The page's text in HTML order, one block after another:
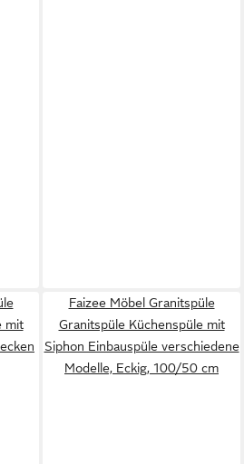
mit
Faizee Möbel Granitspüle
Granitspüle Küchenspüle mit
Siphon Einbauspüle verschiedene
Modelle, Eckig, 100/50 cm